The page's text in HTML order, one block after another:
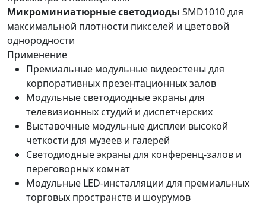
Микроминиатюрные светодиоды SMD1010 для
максимальной плотности пикселей и цветовой
однородности
Применение
Премиальные модульные видеостены для
корпоративных презентационных залов
Модульные светодиодные экраны для
телевизионных студий и диспетчерских
Выставочные модульные дисплеи высокой
четкости для музеев и галерей
Светодиодные экраны для конференц-залов и
переговорных комнат
Модульные LED-инсталляции для премиальных
торговых пространств и шоурумов